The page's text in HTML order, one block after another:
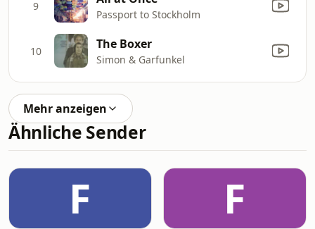
9
Passport to Stockholm
10 The Boxer
Simon & Garfunkel
Mehr anzeigen
Ähnliche Sender
F F